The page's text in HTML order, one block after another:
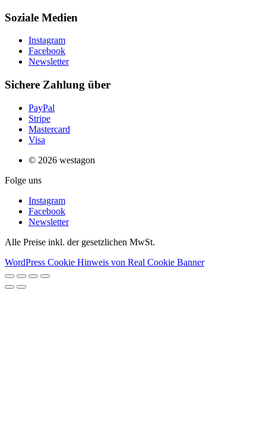
Soziale Medien
Instagram
Facebook
Newsletter
Sichere Zahlung über
PayPal
Stripe
Mastercard
Visa
© 2026 westagon
Folge uns
Instagram
Facebook
Newsletter
Alle Preise inkl. der gesetzlichen MwSt.
WordPress Cookie Hinweis von Real Cookie Banner